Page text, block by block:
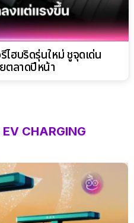
ฮบริดรุ่นใหม่ ชูจุดเด่น
ตลาดปีหน้า
EV CHARGING